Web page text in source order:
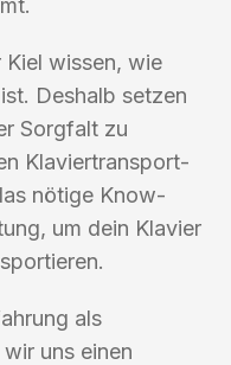
wissen, wie
Deshalb setzen
Sorgfalt zu
Klaviertransport-
nötige Know-
um dein Klavier
als
uns einen